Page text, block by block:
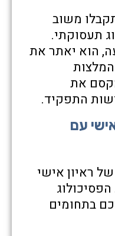
משוב
תעסוקתי.
הוא יאתר את
את
התפקיד.
אישי עם
ראיון אישי
בתחומים